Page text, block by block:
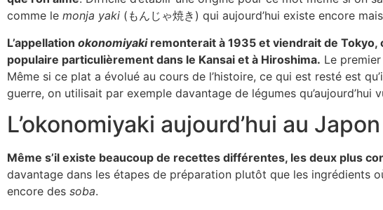
comme le monja yaki (もんじゃ焼き) qui aujourd’hui existe encore
L’appellation okonomiyakiremonterait à 1935 et viendrait de Tokyo,
populaire particulièrement dans le Kansai et à Hiroshima. Le
Même si ce plat a évolué au cours de l’histoire, ce qui est resté est
guerre, on utilisait par exemple davantage de légumes qu’aujourd’hui
L’okonomiyaki aujourd’hui au Japon
Même s’il existe beaucoup de recettes différentes, les deux plus
davantage dans les étapes de préparation plutôt que les ingrédients
encore des soba.